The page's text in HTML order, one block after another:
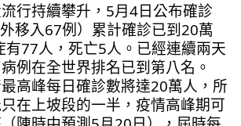
行持續攀升，5月4日公布確診
移入67例）累計確診已到20萬
77人，死亡5人。已經連續兩天
例在全世界排名已到第八名。
高峰每日確診數將達20萬人，所
在上坡段的一半，疫情高峰期可